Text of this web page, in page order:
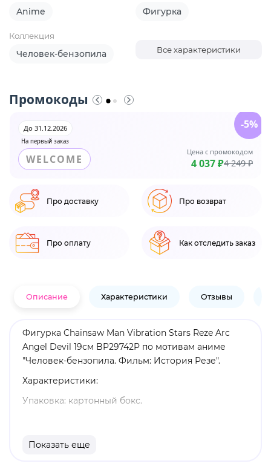
Anime Фигурка
Коллекция
Человек-бензопила Все характеристики
Промокоды
На первый заказ
До 31.12.2026
WELCOME
Цена с промокодом
4 037 ₽4 249 ₽
-5%
Про доставку Про возврат
Про оплату Как отследить заказ
Описание Характеристики Отзывы
Фигурка Chainsaw Man Vibration Stars Reze Arc
Angel Devil 19см BP29742P по мотивам аниме
"Человек-бензопила. Фильм: История Резе".
Характеристики:
Упаковка: картонный бокс.
Высота: 19 см.
Показать еще